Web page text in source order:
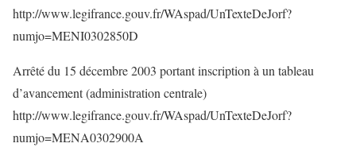
http://www.legifrance.gouv.fr/WAspad/UnTexteDeJorf?
numjo=MENI0302850D
Arrêté du 15 décembre 2003 portant inscription à un tableau
d’avancement (administration centrale)
http://www.legifrance.gouv.fr/WAspad/UnTexteDeJorf?
numjo=MENA0302900A